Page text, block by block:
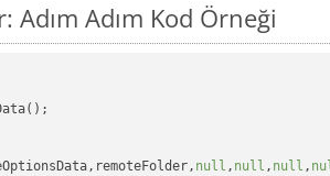
Adım Adım Kod Örneği
null , null , null ,